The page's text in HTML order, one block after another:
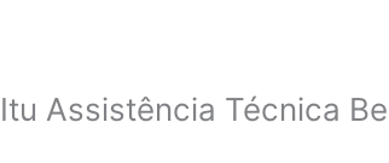
Itu Assistência Técnica